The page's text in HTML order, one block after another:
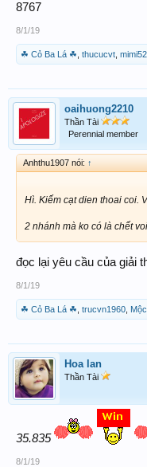
8767
8/1/19
☘ Cỏ Ba Lá ☘ thucucvt mimi52
oaihuong2210
Thần Tài
Perennial member
Anhthu1907 nói: ↑
Hì. Kiếm cạt dien thoai coi.
2 nhánh mà ko có là chết
đọc lại yêu cầu của giải
8/1/19
☘ Cỏ Ba Lá ☘ trucvn1960
Hoa lan
Thần Tài
35.835
8/1/19